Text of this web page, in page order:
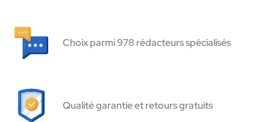
Choix parmi 978 rédacteurs spécialisés
Qualité garantie et retours gratuits